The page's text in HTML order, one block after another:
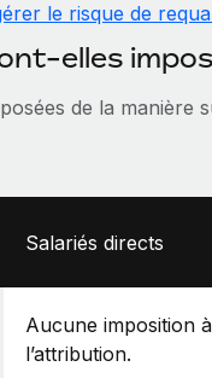
le risque de
elles
de la manière
Salariés directs
Aucune imposition à
l’attribution.